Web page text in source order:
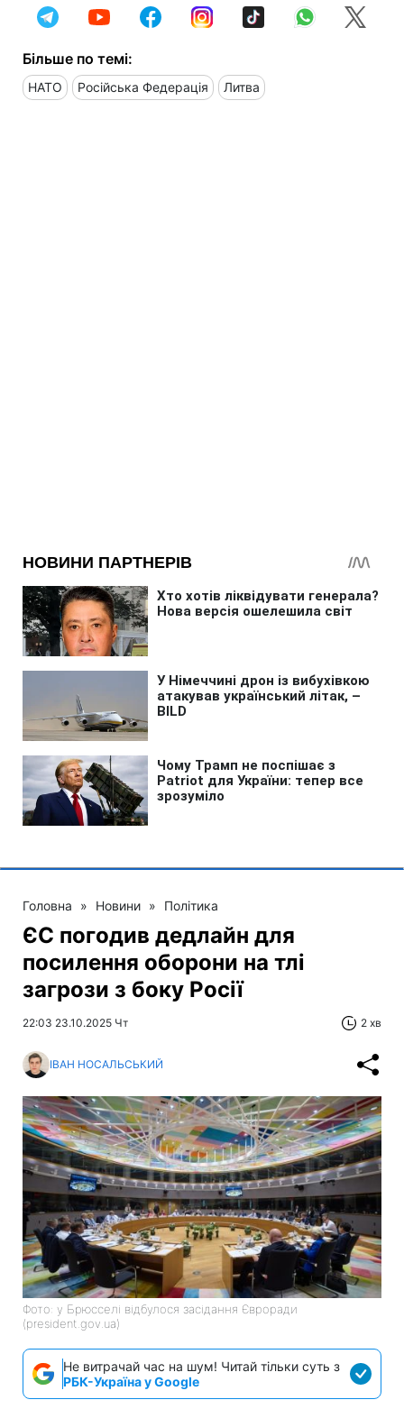
Більше по темі:
НАТО Російська Федерація Литва
Головна » Новини » Політика
ЄС погодив дедлайн для
посилення оборони на тлі
загрози з боку Росії
22:03 23.10.2025 Чт 2 хв
ІВАН НОСАЛЬСЬКИЙ
Фото: у Брюсселі відбулося засідання Євроради
(president.gov.ua)
Не витрачай час на шум! Читай тільки суть з
РБК-Україна у Google